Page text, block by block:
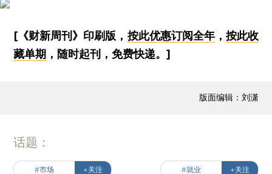
[《财新周刊》印刷版， 按此优惠订阅全年， 按此收
藏单期 ，随时起刊，免费快递。]
版面编辑：刘潇
话题：
#市场 +关注 #就业 +关注